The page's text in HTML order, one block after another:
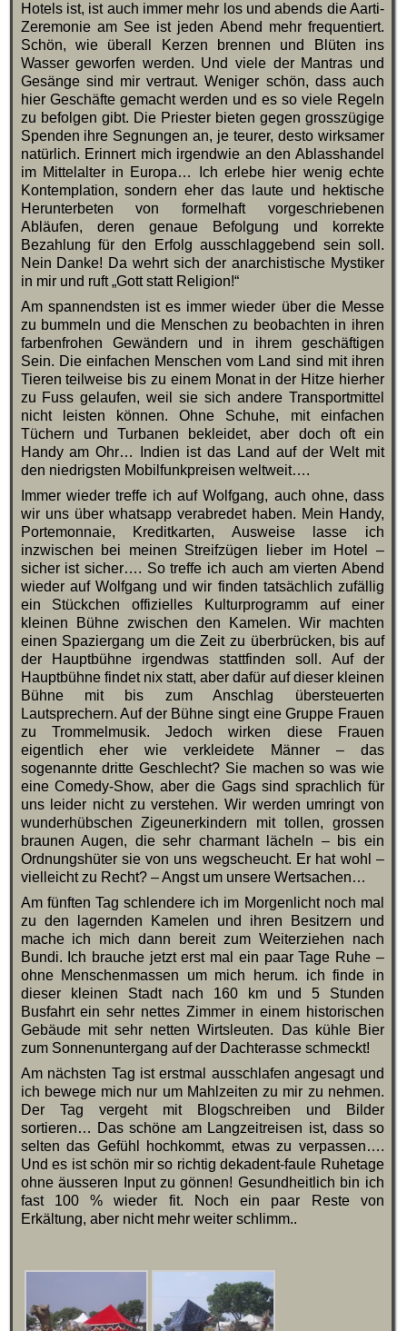
Hotels ist, ist auch immer mehr los und abends die Aarti-
Zeremonie am See ist jeden Abend mehr frequentiert.
Schön, wie überall Kerzen brennen und Blüten ins
Wasser geworfen werden. Und viele der Mantras und
Gesänge sind mir vertraut. Weniger schön, dass auch
hier Geschäfte gemacht werden und es so viele Regeln
zu befolgen gibt. Die Priester bieten gegen grosszügige
Spenden ihre Segnungen an, je teurer, desto wirksamer
natürlich. Erinnert mich irgendwie an den Ablasshandel
im Mittelalter in Europa… Ich erlebe hier wenig echte
Kontemplation, sondern eher das laute und hektische
Herunterbeten von formelhaft vorgeschriebenen
Abläufen, deren genaue Befolgung und korrekte
Bezahlung für den Erfolg ausschlaggebend sein soll.
Nein Danke! Da wehrt sich der anarchistische Mystiker
in mir und ruft „Gott statt Religion!“
Am spannendsten ist es immer wieder über die Messe
zu bummeln und die Menschen zu beobachten in ihren
farbenfrohen Gewändern und in ihrem geschäftigen
Sein. Die einfachen Menschen vom Land sind mit ihren
Tieren teilweise bis zu einem Monat in der Hitze hierher
zu Fuss gelaufen, weil sie sich andere Transportmittel
nicht leisten können. Ohne Schuhe, mit einfachen
Tüchern und Turbanen bekleidet, aber doch oft ein
Handy am Ohr… Indien ist das Land auf der Welt mit
den niedrigsten Mobilfunkpreisen weltweit….
Immer wieder treffe ich auf Wolfgang, auch ohne, dass
wir uns über whatsapp verabredet haben. Mein Handy,
Portemonnaie, Kreditkarten, Ausweise lasse ich
inzwischen bei meinen Streifzügen lieber im Hotel –
sicher ist sicher…. So treffe ich auch am vierten Abend
wieder auf Wolfgang und wir finden tatsächlich zufällig
ein Stückchen offizielles Kulturprogramm auf einer
kleinen Bühne zwischen den Kamelen. Wir machten
einen Spaziergang um die Zeit zu überbrücken, bis auf
der Hauptbühne irgendwas stattfinden soll. Auf der
Hauptbühne findet nix statt, aber dafür auf dieser kleinen
Bühne mit bis zum Anschlag übersteuerten
Lautsprechern. Auf der Bühne singt eine Gruppe Frauen
zu Trommelmusik. Jedoch wirken diese Frauen
eigentlich eher wie verkleidete Männer – das
sogenannte dritte Geschlecht? Sie machen so was wie
eine Comedy-Show, aber die Gags sind sprachlich für
uns leider nicht zu verstehen. Wir werden umringt von
wunderhübschen Zigeunerkindern mit tollen, grossen
braunen Augen, die sehr charmant lächeln – bis ein
Ordnungshüter sie von uns wegscheucht. Er hat wohl –
vielleicht zu Recht? – Angst um unsere Wertsachen…
Am fünften Tag schlendere ich im Morgenlicht noch mal
zu den lagernden Kamelen und ihren Besitzern und
mache ich mich dann bereit zum Weiterziehen nach
Bundi. Ich brauche jetzt erst mal ein paar Tage Ruhe –
ohne Menschenmassen um mich herum. ich finde in
dieser kleinen Stadt nach 160 km und 5 Stunden
Busfahrt ein sehr nettes Zimmer in einem historischen
Gebäude mit sehr netten Wirtsleuten. Das kühle Bier
zum Sonnenuntergang auf der Dachterasse schmeckt!
Am nächsten Tag ist erstmal ausschlafen angesagt und
ich bewege mich nur um Mahlzeiten zu mir zu nehmen.
Der Tag vergeht mit Blogschreiben und Bilder
sortieren… Das schöne am Langzeitreisen ist, dass so
selten das Gefühl hochkommt, etwas zu verpassen….
Und es ist schön mir so richtig dekadent-faule Ruhetage
ohne äusseren Input zu gönnen! Gesundheitlich bin ich
fast 100 % wieder fit. Noch ein paar Reste von
Erkältung, aber nicht mehr weiter schlimm..